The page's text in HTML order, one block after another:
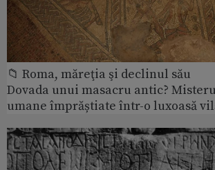
📁 Roma, măreţia şi declinul său
Dovada unui masacru antic?
umane împrăștiate într-o luxoasă